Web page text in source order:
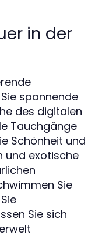
in der
spannende
des digitalen
Tauchgänge
Schönheit und
und exotische
Sie
Sie sich